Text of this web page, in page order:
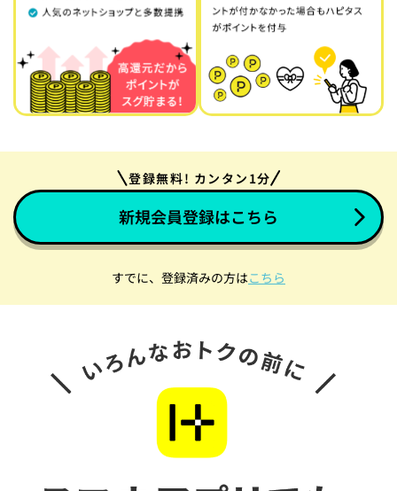
登録無料! カンタン1分
新規会員登録はこちら
すでに、登録済みの方はこちら